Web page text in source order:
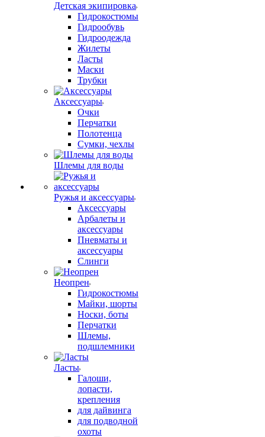
Детская экипировка
Гидрокостюмы
Гидрообувь
Гидроодежда
Жилеты
Ласты
Маски
Трубки
Аксессуары
Очки
Перчатки
Полотенца
Сумки, чехлы
Шлемы для воды
Ружья и аксессуары
Аксессуары
Арбалеты и
аксессуары
Пневматы и
аксессуары
Слинги
Неопрен
Гидрокостюмы
Майки, шорты
Носки, боты
Перчатки
Шлемы,
подшлемники
Ласты
Галоши,
лопасти,
крепления
для дайвинга
для подводной
охоты